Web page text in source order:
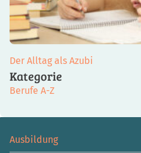
Der Alltag als Azubi
Kategorie
Berufe A-Z
Ausbildung